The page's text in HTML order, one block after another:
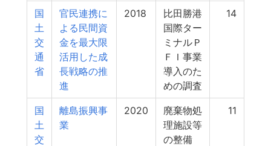
国
土
交
通
省
官民連携に
よる民間資
金を最大限
活用した成
長戦略の推
進
2018
比田勝港
国際ター
ミナルＰ
ＦＩ事業
導入のた
めの調査
14
国
土
交
離島振興事
業
2020
廃棄物処
理施設等
の整備
11